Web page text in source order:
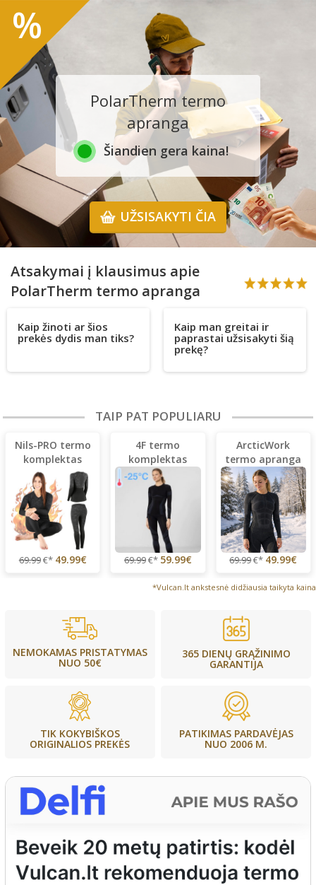
PolarTherm termo
apranga
Šiandien gera kaina!
UŽSISAKYTI ČIA
%
Atsakymai į klausimus apie
PolarTherm termo apranga
Kaip žinoti ar šios
prekės dydis man tiks?
Kaip man greitai ir
paprastai užsisakyti šią
prekę?
TAIP PAT POPULIARU
Nils-PRO termo
komplektas
69.99€* 49.99€
4F termo
komplektas
69.99€* 59.99€
ArcticWork
termo apranga
69.99€* 49.99€
*Vulcan.lt ankstesnė didžiausia taikyta kaina
NEMOKAMAS PRISTATYMAS
NUO 50€
365 DIENŲ GRĄŽINIMO
GARANTIJA
TIK KOKYBIŠKOS
ORIGINALIOS PREKĖS
PATIKIMAS PARDAVĖJAS
NUO 2006 M.